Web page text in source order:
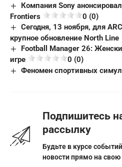
Компания Sony
Frontiers
0 (0)
Сегодня, 13 ноября, для
крупное обновление North Line
Football Manager 26:
игре
0 (0)
Феномен спортивных
Подпишитесь
рассылку
Будьте в курсе
новости прямо на